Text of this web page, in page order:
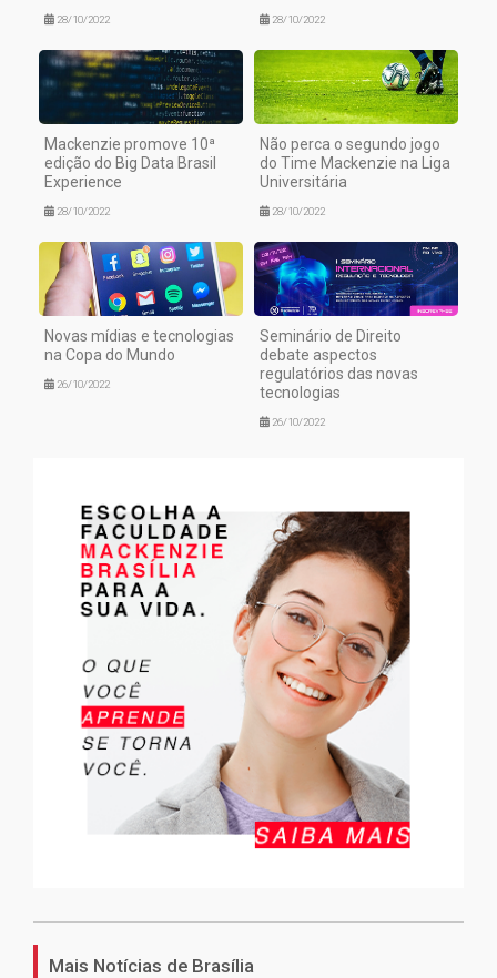
28/10/2022 28/10/2022
Mackenzie promove 10ª
edição do Big Data Brasil
Experience
28/10/2022
Não perca o segundo jogo
do Time Mackenzie na Liga
Universitária
28/10/2022
Novas mídias e tecnologias
na Copa do Mundo
26/10/2022
Seminário de Direito
debate aspectos
regulatórios das novas
tecnologias
26/10/2022
Mais Notícias de Brasília